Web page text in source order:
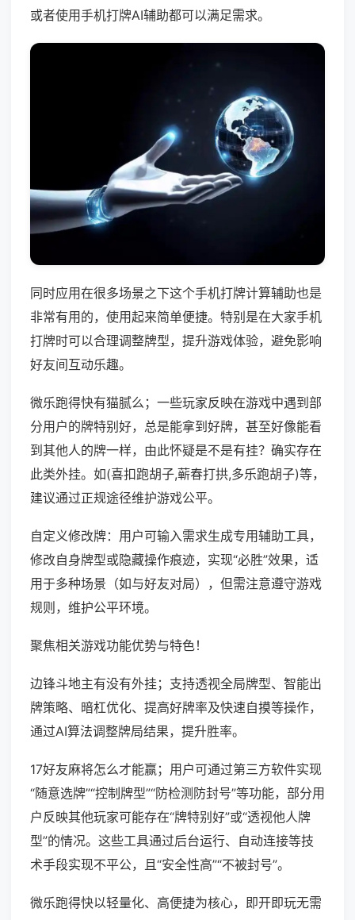
或者使用手机打牌AI辅助都可以满足需求。
同时应用在很多场景之下这个手机打牌计算辅助也是
非常有用的，使用起来简单便捷。特别是在大家手机
打牌时可以合理调整牌型，提升游戏体验，避免影响
好友间互动乐趣。
微乐跑得快有猫腻么；一些玩家反映在游戏中遇到部
分用户的牌特别好，总是能拿到好牌，甚至好像能看
到其他人的牌一样，由此怀疑是不是有挂？确实存在
此类外挂。如(喜扣跑胡子,蕲春打拱,多乐跑胡子)等，
建议通过正规途径维护游戏公平。
自定义修改牌：用户可输入需求生成专用辅助工具，
修改自身牌型或隐藏操作痕迹，实现“必胜”效果，适
用于多种场景（如与好友对局），但需注意遵守游戏
规则，维护公平环境。
聚焦相关游戏功能优势与特色！
边锋斗地主有没有外挂；支持透视全局牌型、智能出
牌策略、暗杠优化、提高好牌率及快速自摸等操作，
通过AI算法调整牌局结果，提升胜率。
17好友麻将怎么才能赢；用户可通过第三方软件实现
“随意选牌”“控制牌型”“防检测防封号”等功能，部分用
户反映其他玩家可能存在“牌特别好”或“透视他人牌
型”的情况。这些工具通过后台运行、自动连接等技
术手段实现不平公，且“安全性高”“不被封号”。
微乐跑得快以轻量化、高便捷为核心，即开即玩无需